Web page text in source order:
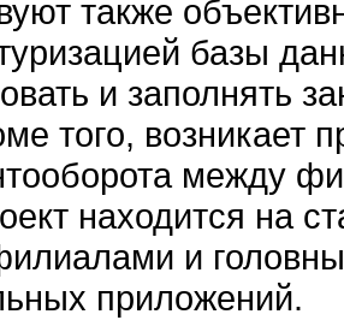
также
базы
и заполнять
того, возникает
между
находится на
и
приложений.